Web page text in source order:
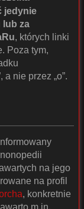
jedynie
lub za
, których linki
Poza tym,
a nie przez „o”.
na jego
na profil
, konkretnie
m.in.